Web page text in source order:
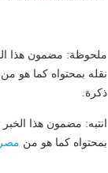
ملحوظة: مضمون هذا
نقله بمحتواه كما هو من
ذكرة.
انتبه: مضمون هذا
بمحتواه كما هو من مصر